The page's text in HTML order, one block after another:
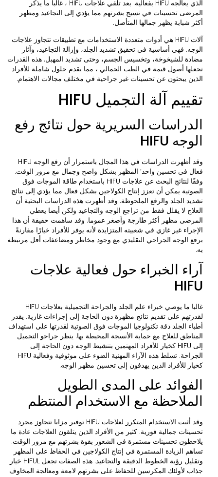
الذي يعالجه HIFU بفعالية. بعد تلقي علاجات HIFU ، غالبا ما يذكر
المرضى تحسينات في نسيج بشرتهم مما يؤدي إلى التجاعيد ومظهر
أكثر شبابة يظهر جمالها المتأصل.
آلات HIFU هي أدوات متعددة الاستخدامات مع تطبيقات تتجاوز علاجات
الوجه. فهي أساسية في تحقيق تشديد الجلد، وإزالة التجاعيد، وآثار
مضادة للشيخوخة، وتخسيس الجسم، وحتى تشديد المهبل. هذه القدرات
تجعلها أصول قيمة في الطب الجمالي ، مما يقدم حلول شاملة للأفراد
الذين يبحثون عن تحسينات غير جراحية في مختلف مجالات الاهتمام.
تقييم آلة التجميل HIFU
الدراسات السريرية حول نتائج رفع
الوجه HIFU
وقد أظهرت الدراسات في هذا المجال باستمرار أن رفع الوجه HIFU
فعال في تحسين واحد’ المظهر بشكل واضح وجمال مع مرور الوقت.
وفقًا لنتائج البحث عن علاجات HIFU باستخدام طاقة الموجات فوق
الصوتية يمكن أن تعزز إنتاج الكولاجين بشكل فعال مما يؤدي إلى نتائج
تشديد الجلد والرفع الملحوظة. وقد أظهرت هذه الدراسات البحثية أن
العلاج لا يقلل فقط من تراجع الوجه والتجاعيد ولكن أيضا يعطي
المرضى مظهر أكثر طازجة وأصغر عموما. وقد ساهمت حقيقة أن هذا
الإجراء غير غازي في شعبيته المتزايدة لأنه يوفر للأفراد خيارًا مقارنةً
برفع الوجه الجراحي التقليدي مع وجود مخاطر ومضاعفات أقل مرتبطة
به.
آراء الخبراء حول فعالية علاجات
HIFU
غالبا ما يوصي خبراء علم الجلد والجراحة التجميلية بعلاجات HIFU
لقدرتهم على تقديم نتائج مظهرة دون الحاجة إلى إجراءات غازية. يقدر
أطباء الجلد دقة تكنولوجيا الموجات فوق الصوتية لقدرتها على استهداف
المناطق للعلاج مع حماية الأنسجة المحيطة بها. ينظر جراحو التجميل
إلى HIFU كخيار للأفراد المهتمين بتنشيط الوجه دون الحاجة إلى
الجراحة. تسلط هذه الآراء المهنية الضوء على موثوقية وفعالية HIFU
كخيار للأفراد الذين يهدفون إلى تحسين مظهر الوجه.
الفوائد على المدى الطويل
الملاحظة مع الاستخدام المنتظم
وقد أثبت الاستخدام المتكرر لعلاجات HIFU توفير مزايا تتجاوز مجرد
تحسينات جمالية فورية. كثير من الأفراد الذين يتلقون العلاجات عادة ما
يلاحظون تحسينات مستمرة في الشعور بقوة بشرتهم مع مرور الوقت.
تساهم الزيادة المستمرة في إنتاج الكولاجين في الحفاظ على المظهر
وتقليل رؤية الخطوط الدقيقة والتجاعيد. هذه الصفات تجعل HIFUL خيار
جذاب لأولئك المكرسين للحفاظ على بشرتهم لامعة ومعالجة المخاوف